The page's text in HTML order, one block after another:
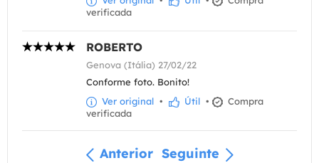
verificada
ROBERTO
Genova (Itália) 27/02/22
Conforme foto. Bonito!
Ver original • Útil •
Compra
verificada
Anterior Seguinte